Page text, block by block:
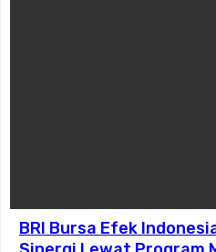
BRI Bursa Efek